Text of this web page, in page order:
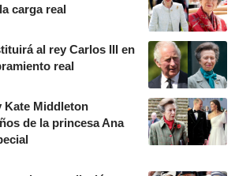
carga real
al rey Carlos III en
real
Kate Middleton
de la princesa Ana